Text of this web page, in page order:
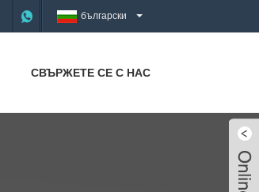
български
СВЪРЖЕТЕ СЕ С НАС